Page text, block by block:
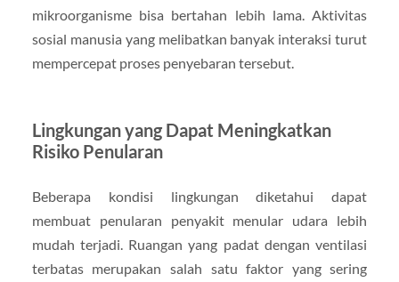
mikroorganisme bisa bertahan lebih lama. Aktivitas
sosial manusia yang melibatkan banyak interaksi turut
mempercepat proses penyebaran tersebut.
Lingkungan yang Dapat Meningkatkan
Risiko Penularan
Beberapa kondisi lingkungan diketahui dapat
membuat penularan penyakit menular udara lebih
mudah terjadi. Ruangan yang padat dengan ventilasi
terbatas merupakan salah satu faktor yang sering